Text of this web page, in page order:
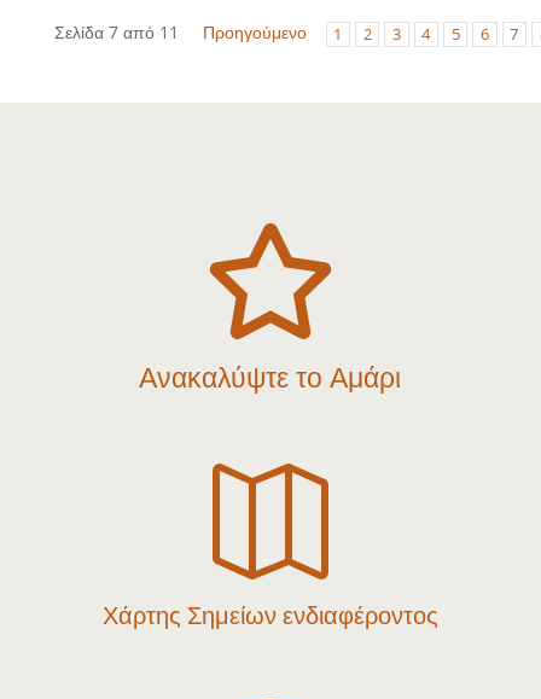
Σελίδα 7 από 11 Προηγούμενο 1 2 3 4 5 6 7

Ανακαλύψτε το Αμάρι

Χάρτης Σημείων ενδιαφέροντος